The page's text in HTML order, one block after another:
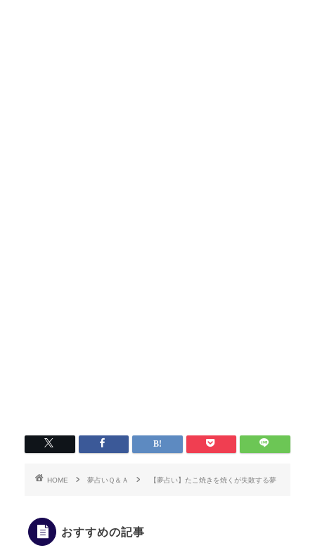
HOME 夢占いＱ＆Ａ 【夢占い】たこ焼きを焼くが失敗する夢
おすすめの記事